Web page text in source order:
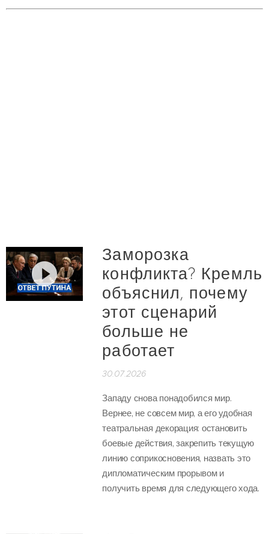
Заморозка
конфликта? Кремль
объяснил, почему
этот сценарий
больше не
работает
30.07.2026
Западу снова понадобился мир.
Вернее, не совсем мир, а его удобная
театральная декорация: остановить
боевые действия, закрепить текущую
линию соприкосновения, назвать это
дипломатическим прорывом и
получить время для следующего хода.